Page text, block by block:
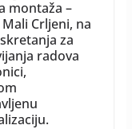
montaža –
Crljeni, na
za
radova